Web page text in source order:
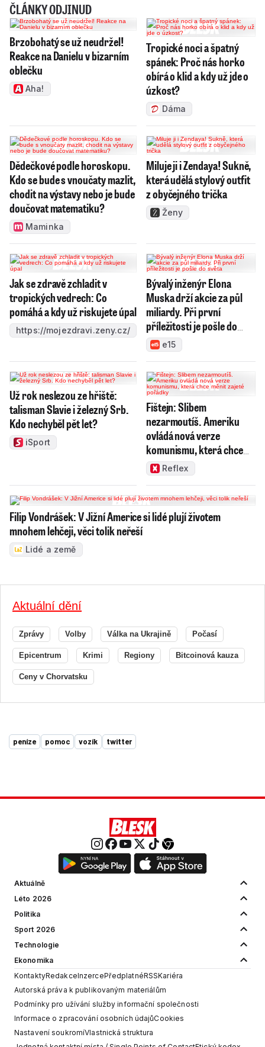
ČLÁNKY ODJINUD
Brzobohatý se už neudržel!
Reakce na Danielu v bizarním
oblečku
Aha!
Tropické noci a špatný
spánek: Proč nás horko
obírá o klid a kdy už jde o
úzkost?
Dáma
Dědečkové podle horoskopu.
Kdo se bude s vnoučaty mazlit,
chodit na výstavy nebo je bude
doučovat matematiku?
Maminka
Miluje ji i Zendaya! Sukně,
která udělá stylový outfit
z obyčejného trička
Ženy
Jak se zdravě zchladit v
tropických vedrech: Co
pomáhá a kdy už riskujete úpal
https://mojezdravi.zeny.cz/
Bývalý inženýr Elona
Muska drží akcie za půl
miliardy. Při první
příležitosti je pošle do
světae15
Už rok neslezou ze hřiště:
talisman Slavie i železný Srb.
Kdo nechyběl pět let?
iSport
Fištejn: Slibem
nezarmoutíš. Ameriku
ovládá nová verze
komunismu, která chce
měnit zajeté pořádky
Reflex
Filip Vondrášek: V Jižní Americe si lidé plují životem
mnohem lehčeji, věci tolik neřeší
Lidé a země
Aktuální dění
Zprávy Volby Válka na Ukrajině Počasí
Epicentrum Krimi Regiony Bitcoinová kauza
Ceny v Chorvatsku
peníze pomoc vozík twitter
Aktuálně
Léto 2026
Politika
Sport 2026
Technologie
Ekonomika
KontaktyRedakceInzercePředplatnéRSSKariéra
Autorská práva k publikovaným materiálům
Podmínky pro užívání služby informační společnosti
Informace o zpracování osobních údajůCookies
Nastavení soukromíVlastnická struktura